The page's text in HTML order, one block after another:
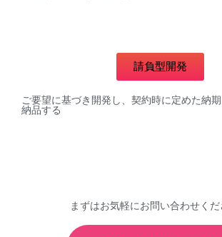
請負型開発
ご要望に基づき開発し、契約時に定めた納
納品する
まずはお気軽にお問い合わせくだ